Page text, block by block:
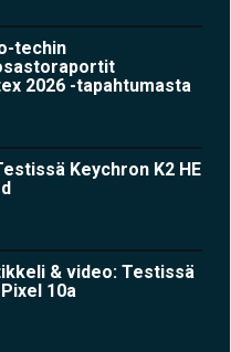
techin
2026 -tapahtumasta
Keychron K2 HE
& video: Testissä
10a